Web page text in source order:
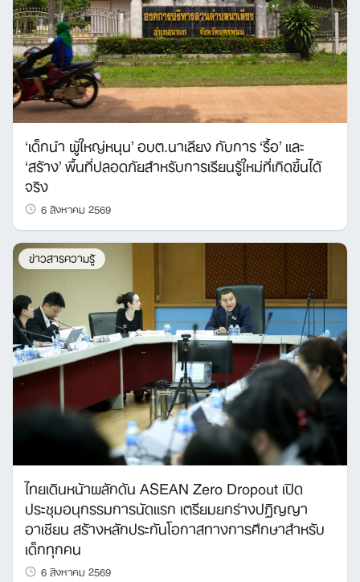
Search
for:
‘เด็กนำ ผู้ใหญ่หนุน’ อบต.นาเลียง กับการ ‘รื้อ’ และ
‘สร้าง’ พื้นที่ปลอดภัยสำหรับการเรียนรู้ใหม่ที่เกิดขึ้นได้
จริง
6 สิงหาคม 2569
ข่าวสารความรู้
ไทยเดินหน้าผลักดัน ASEAN Zero Dropout เปิด
ประชุมอนุกรรมการนัดแรก เตรียมยกร่างปฏิญญา
อาเซียน สร้างหลักประกันโอกาสทางการศึกษาสำหรับ
เด็กทุกคน
6 สิงหาคม 2569